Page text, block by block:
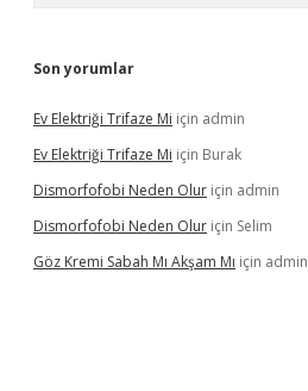
Son yorumlar
Ev Elektriği Trifaze Mi için admin
Ev Elektriği Trifaze Mi için Burak
Dismorfofobi Neden Olur için admin
Dismorfofobi Neden Olur için Selim
Göz Kremi Sabah Mı Akşam Mı için admin